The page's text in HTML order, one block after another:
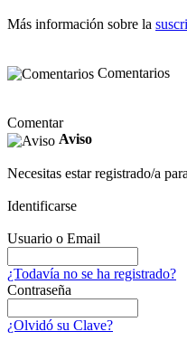
Más información sobre la
Comentarios
Comentar
Aviso
Necesitas estar registrado/a
Identificarse
Usuario o Email
¿Todavía no se ha registrado?
Contraseña
¿Olvidó su Clave?